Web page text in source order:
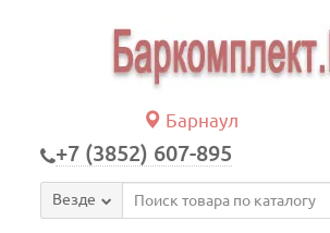
Барнаул
+7 (3852) 607-895
Везде